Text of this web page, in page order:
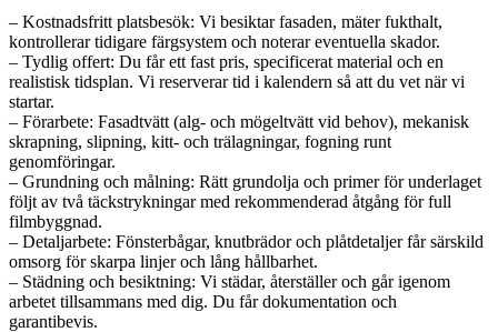
– Kostnadsfritt platsbesök: Vi besiktar fasaden, mäter fukthalt,
kontrollerar tidigare färgsystem och noterar eventuella skador.
– Tydlig offert: Du får ett fast pris, specificerat material och en
realistisk tidsplan. Vi reserverar tid i kalendern så att du vet när vi
startar.
– Förarbete: Fasadtvätt (alg- och mögeltvätt vid behov), mekanisk
skrapning, slipning, kitt- och trälagningar, fogning runt
genomföringar.
– Grundning och målning: Rätt grundolja och primer för underlaget
följt av två täckstrykningar med rekommenderad åtgång för full
filmbyggnad.
– Detaljarbete: Fönsterbågar, knutbrädor och plåtdetaljer får särskild
omsorg för skarpa linjer och lång hållbarhet.
– Städning och besiktning: Vi städar, återställer och går igenom
arbetet tillsammans med dig. Du får dokumentation och
garantibevis.